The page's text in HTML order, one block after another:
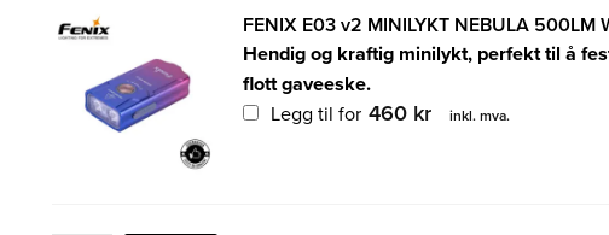
FENIX E03 v2 MINILYKT NEBULA 500LM
Hendig og kraftig minilykt, perfekt til å
flott gaveeske.
Legg til for 460 kr inkl. mva.